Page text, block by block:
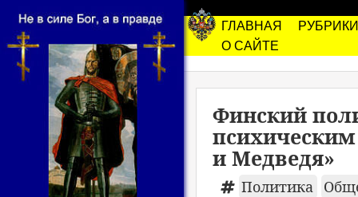
ГЛАВНАЯ
РУБРИКИ
О САЙТЕ
Финский
и Медведя»
Политика